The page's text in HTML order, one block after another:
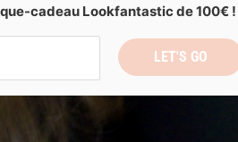
cadeau Lookfantastic de 100€ !